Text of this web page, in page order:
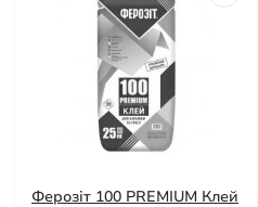
Ферозіт 100 PREMIUM Клей